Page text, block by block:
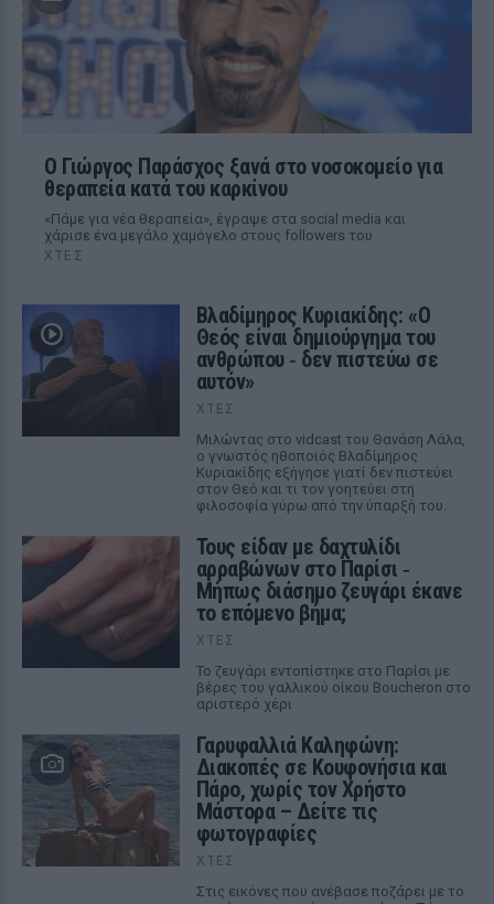
O Γιώργος Παράσχος ξανά στο νοσοκομείο για
θεραπεία κατά του καρκίνου
«Πάμε για νέα θεραπεία», έγραψε στα social media και
χάρισε ένα μεγάλο χαμόγελο στους followers του
ΧΤΕΣ
Βλαδίμηρος Κυριακίδης: «Ο
Θεός είναι δημιούργημα του
ανθρώπου ‑ δεν πιστεύω σε
αυτόν»
ΧΤΕΣ
Μιλώντας στο vidcast του Θανάση Λάλα,
ο γνωστός ηθοποιός Βλαδίμηρος
Κυριακίδης εξήγησε γιατί δεν πιστεύει
στον Θεό και τι τον γοητεύει στη
φιλοσοφία γύρω από την ύπαρξή του.
Τους είδαν με δαχτυλίδι
αρραβώνων στο Παρίσι ‑
Μήπως διάσημο ζευγάρι έκανε
το επόμενο βήμα;
ΧΤΕΣ
Το ζευγάρι εντοπίστηκε στο Παρίσι με
βέρες του γαλλικού οίκου Boucheron στο
αριστερό χέρι
Γαρυφαλλιά Καληφώνη:
Διακοπές σε Κουφονήσια και
Πάρο, χωρίς τον Χρήστο
Μάστορα – Δείτε τις
φωτογραφίες
ΧΤΕΣ
Στις εικόνες που ανέβασε ποζάρει με το